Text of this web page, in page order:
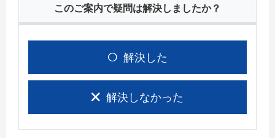
このご案内で疑問は解決しましたか？
解決した
解決しなかった